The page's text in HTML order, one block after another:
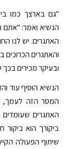
"גם בארצך כמו
הנשיא ואמר:
האתגרים. יש לנו
והאתגרים הכרוכים
ובעיקר מכירים
הנשיא הוסיף עוד
המסר הזה לעמך,
האתגרים שעומדים
ביקורך הוא ביקור
שיתוף הפעולה